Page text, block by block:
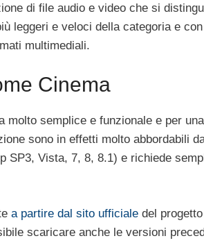
di file audio e video che si
leggeri e veloci della categoria e
multimediali.
Cinema
molto semplice e funzionale e per una
sono in effetti molto abbordabili
SP3, Vista, 7, 8, 8.1) e richiede
a partire dal sito ufficiale del
scaricare anche le versioni